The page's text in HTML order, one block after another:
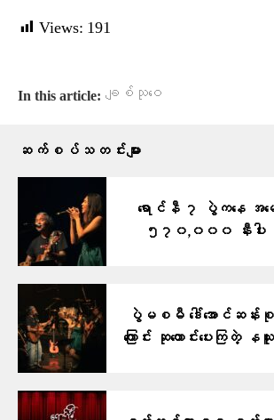
Views: 191
In this article: ချစ်သုဝေ
ဆက်စပ်သတင်းများ
ရောင်နီ ၇ ပွဲကနေ အမ
၅၇၀,၀၀၀ နီးပါး
ပွဲမစမီ ဒေါ်အောင်ဆန်းစု
ကြောင်း ဆုတောင်းပေးကြတဲ့